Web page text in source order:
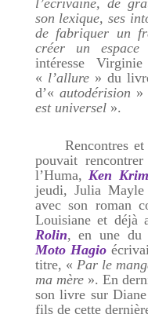
l’écrivaine, de
son lexique, ses
de fabriquer un
créer un espace
intéresse
« l’allure » du
d’« autodérision »
est universel».
Rencontres
pouvait rencontrer
l’Huma, Ken
jeudi, Julia
avec son roman
Louisiane et déjà
Rolin, en une du
Moto Hagio
titre, « Par le
ma mère». En
son livre sur
fils de cette